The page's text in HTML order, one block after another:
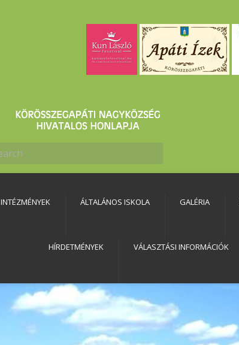
INTÉZMÉNYEK ÁLTALÁNOS ISKOLA GALÉRIA
HÍRDETMÉNYEK VÁLASZTÁSI INFORMÁCIÓK